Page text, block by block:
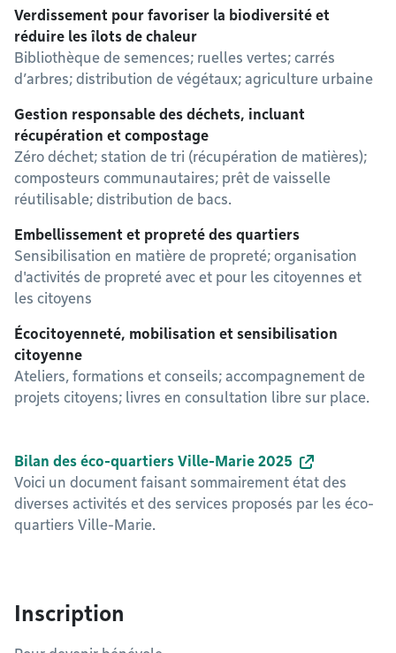
Verdissement pour favoriser la biodiversité et
réduire les îlots de chaleur
Bibliothèque de semences; ruelles vertes; carrés
d’arbres; distribution de végétaux; agriculture urbaine
Gestion responsable des déchets, incluant
récupération et compostage
Zéro déchet; station de tri (récupération de matières);
composteurs communautaires; prêt de vaisselle
réutilisable; distribution de bacs.
Embellissement et propreté des quartiers
Sensibilisation en matière de propreté; organisation
d'activités de propreté avec et pour les citoyennes et
les citoyens
Écocitoyenneté, mobilisation et sensibilisation
citoyenne
Ateliers, formations et conseils; accompagnement de
projets citoyens; livres en consultation libre sur place.
Bilan des éco-quartiers Ville-Marie 2025
Voici un document faisant sommairement état des
diverses activités et des services proposés par les éco-
quartiers Ville-Marie.
Inscription